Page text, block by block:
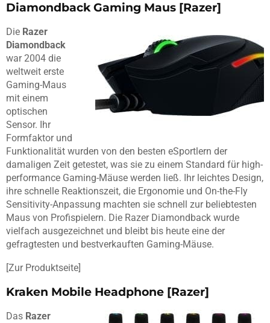
Diamondback Gaming Maus [Razer]
Die Razer
Diamondback
war 2004 die
weltweit erste
Gaming-Maus
mit einem
optischen
Sensor. Ihr
Formfaktor und
Funktionalität wurden von den besten eSportlern der
damaligen Zeit getestet, was sie zu einem Standard für high-
performance Gaming-Mäuse werden ließ. Ihr leichtes Design,
ihre schnelle Reaktionszeit, die Ergonomie und On-the-Fly
Sensitivity-Anpassung machten sie schnell zur beliebtesten
Maus von Profispielern. Die Razer Diamondback wurde
vielfach ausgezeichnet und bleibt bis heute eine der
gefragtesten und bestverkauften Gaming-Mäuse.
[Zur Produktseite]
Kraken Mobile Headphone [Razer]
Das Razer